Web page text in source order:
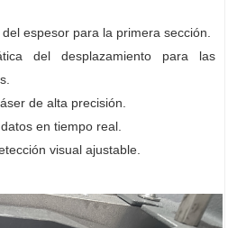
espesor para la primera sección.
del desplazamiento para las
de alta precisión.
en tiempo real.
visual ajustable.